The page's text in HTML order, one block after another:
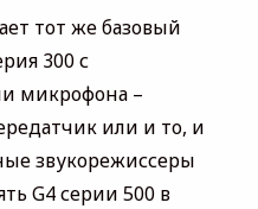
тот же базовый
300 с
микрофона –
или и то, и
звукорежиссеры
G4 серии 500 в